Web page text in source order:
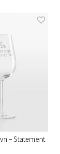
– Statement